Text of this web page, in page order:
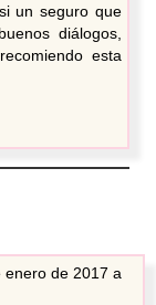
un seguro que
diálogos,
esta
enero de 2017 a